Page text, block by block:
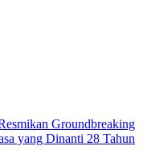
Groundbreaking
yang Dinanti 28 Tahun